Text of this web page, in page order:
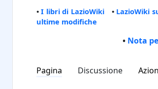
•I libri di LazioWiki• LazioWiki
ultime modifiche
• Nota
Pagina Discussione